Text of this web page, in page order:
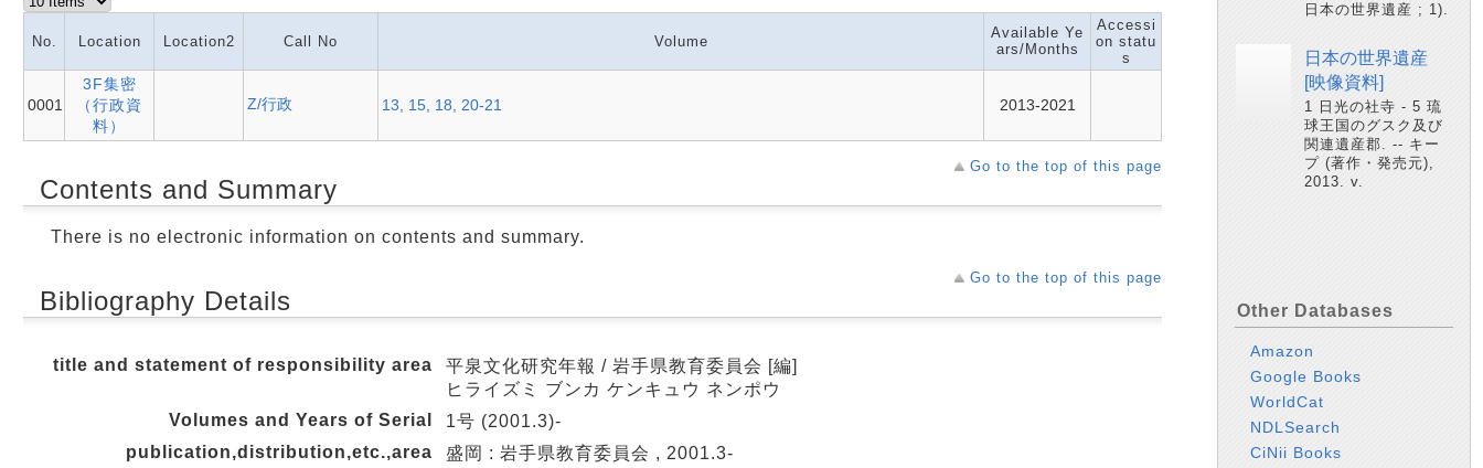
No. Location Location2 Call No Volume
Available Ye
ars/Months
Accessi
on statu
s
0001
3F集密
（行政資
料）
Z/行政 13, 15, 18, 20-21 2013-2021
Go to the top of this page
Contents and Summary
There is no electronic information on contents and summary.
Go to the top of this page
Bibliography Details
title and statement of responsibility area
平泉文化研究年報 / 岩手県教育委員会 [編]
ヒライズミ ブンカ ケンキュウ ネンポウ
Volumes and Years of Serial
1号 (2001.3)-
publication,distribution,etc.,area
盛岡 : 岩手県教育委員会 , 2001.3-
日本の世界遺産 ; 1).
日本の世界遺産
[映像資料]
1 日光の社寺 - 5 琉
球王国のグスク及び
関連遺産郡. -- キー
プ (著作・発売元),
2013. v.
Other Databases
Amazon
Google Books
WorldCat
NDLSearch
CiNii Books